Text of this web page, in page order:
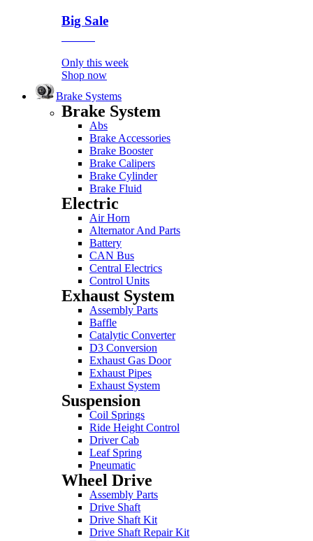
Big Sale
Only this week
Shop now
Brake Systems
Brake System
Abs
Brake Accessories
Brake Booster
Brake Calipers
Brake Cylinder
Brake Fluid
Electric
Air Horn
Alternator And Parts
Battery
CAN Bus
Central Electrics
Control Units
Exhaust System
Assembly Parts
Baffle
Catalytic Converter
D3 Conversion
Exhaust Gas Door
Exhaust Pipes
Exhaust System
Suspension
Coil Springs
Ride Height Control
Driver Cab
Leaf Spring
Pneumatic
Wheel Drive
Assembly Parts
Drive Shaft
Drive Shaft Kit
Drive Shaft Repair Kit